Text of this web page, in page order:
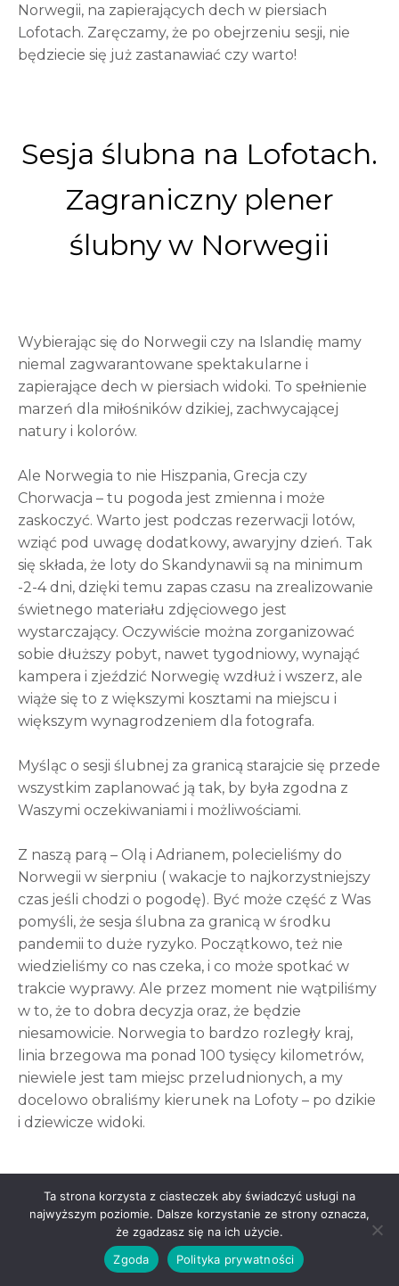
Norwegii, na zapierających dech w piersiach
Lofotach. Zaręczamy, że po obejrzeniu sesji, nie
będziecie się już zastanawiać czy warto!
Sesja ślubna na Lofotach.
Zagraniczny plener
ślubny w Norwegii
Wybierając się do Norwegii czy na Islandię mamy
niemal zagwarantowane spektakularne i
zapierające dech w piersiach widoki. To spełnienie
marzeń dla miłośników dzikiej, zachwycającej
natury i kolorów.
Ale Norwegia to nie Hiszpania, Grecja czy
Chorwacja – tu pogoda jest zmienna i może
zaskoczyć. Warto jest podczas rezerwacji lotów,
wziąć pod uwagę dodatkowy, awaryjny dzień. Tak
się składa, że loty do Skandynawii są na minimum
-2-4 dni, dzięki temu zapas czasu na zrealizowanie
świetnego materiału zdjęciowego jest
wystarczający. Oczywiście można zorganizować
sobie dłuższy pobyt, nawet tygodniowy, wynająć
kampera i zjeździć Norwegię wzdłuż i wszerz, ale
wiąże się to z większymi kosztami na miejscu i
większym wynagrodzeniem dla fotografa.
Myśląc o sesji ślubnej za granicą starajcie się przede
wszystkim zaplanować ją tak, by była zgodna z
Waszymi oczekiwaniami i możliwościami.
Z naszą parą – Olą i Adrianem, polecieliśmy do
Norwegii w sierpniu ( wakacje to najkorzystniejszy
czas jeśli chodzi o pogodę). Być może część z Was
pomyśli, że sesja ślubna za granicą w środku
pandemii to duże ryzyko. Początkowo, też nie
wiedzieliśmy co nas czeka, i co może spotkać w
trakcie wyprawy. Ale przez moment nie wątpiliśmy
w to, że to dobra decyzja oraz, że będzie
niesamowicie. Norwegia to bardzo rozległy kraj,
linia brzegowa ma ponad 100 tysięcy kilometrów,
niewiele jest tam miejsc przeludnionych, a my
docelowo obraliśmy kierunek na Lofoty – po dzikie
i dziewicze widoki.
Ta strona korzysta z ciasteczek aby świadczyć usługi na
najwyższym poziomie. Dalsze korzystanie ze strony oznacza,
że zgadzasz się na ich użycie.
Zgoda
Polityka prywatności